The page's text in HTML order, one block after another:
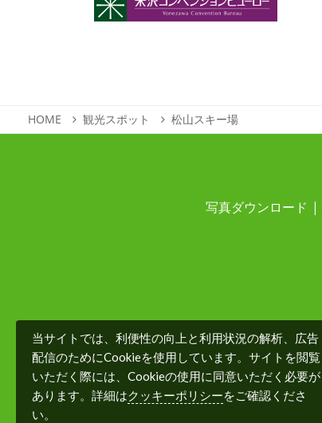
HOME 観光スポット 松山スキー場
写真ダウンロード
当サイトでは、利便性の向上と利用状況の解析、広告
配信のためにCookieを使用しています。サイトを閲覧
いただく際には、Cookieの使用に同意いただく必要が
あります。詳細はクッキーポリシーをご確認くださ
い。